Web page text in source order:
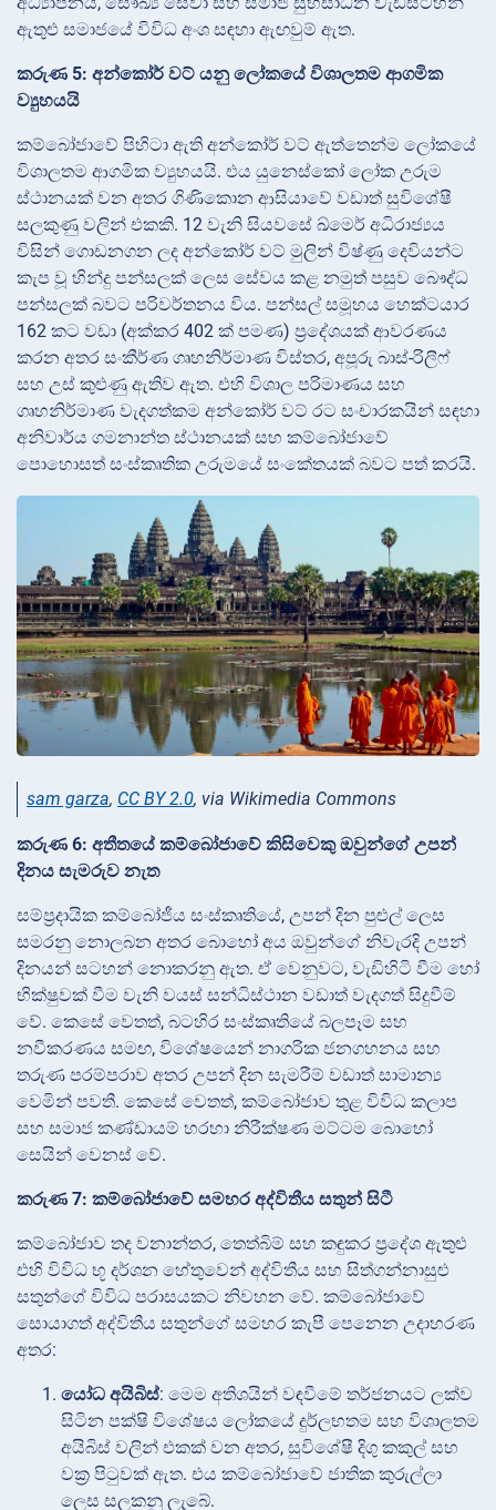
ඇතුළු සමාජයේ විවිධ අංශ සඳහා ඇඟවුම් ඇත.
කරුණ 5: අන්කෝර් වට් යනු ලෝකයේ විශාලතම ආගමික
ව්‍යුහයයි
කම්බෝජාවේ පිහිටා ඇති අන්කෝර් වට් ඇත්තෙන්ම ලෝකයේ
විශාලතම ආගමික ව්‍යුහයයි. එය යුනෙස්කෝ ලෝක උරුම
ස්ථානයක් වන අතර ගිණිකොන ආසියාවේ වඩාත් සුවිශේෂී
සලකුණු වලින් එකකි. 12 වැනි සියවසේ ඛ්මෙර් අධිරාජ්‍යය
විසින් ගොඩනගන ලද අන්කෝර් වට් මුලින් විෂ්ණු දෙවියන්ට
කැප වූ හින්දු පන්සලක් ලෙස සේවය කළ නමුත් පසුව බෞද්ධ
පන්සලක් බවට පරිවර්තනය විය. පන්සල් සමූහය හෙක්ටයාර
162 කට වඩා (අක්කර 402 ක් පමණ) ප්‍රදේශයක් ආවරණය
කරන අතර සංකීර්ණ ගෘහනිර්මාණ විස්තර, අපූරු බාස්-රිලීෆ්
සහ උස් කුළුණු ඇතිව ඇත. එහි විශාල පරිමාණය සහ
ගෘහනිර්මාණ වැදගත්කම අන්කෝර් වට් රට සංචාරකයින් සඳහා
අනිවාර්ය ගමනාන්ත ස්ථානයක් සහ කම්බෝජාවේ
පොහොසත් සංස්කෘතික උරුමයේ සංකේතයක් බවට පත් කරයි.
sam garza, CC BY 2.0, via Wikimedia Commons
කරුණ 6: අතීතයේ කම්බෝජාවේ කිසිවෙකු ඔවුන්ගේ උපන්
දිනය සැමරුව නැත
සම්ප්‍රදායික කම්බෝජීය සංස්කෘතියේ, උපන් දින පුළුල් ලෙස
සමරනු නොලබන අතර බොහෝ අය ඔවුන්ගේ නිවැරදි උපන්
දිනයන් සටහන් නොකරනු ඇත. ඒ වෙනුවට, වැඩිහිටි වීම හෝ
භික්ෂුවක් වීම වැනි වයස් සන්ධිස්ථාන වඩාත් වැදගත් සිදුවීම්
වේ. කෙසේ වෙතත්, බටහිර සංස්කෘතියේ බලපෑම සහ
නවීකරණය සමඟ, විශේෂයෙන් නාගරික ජනගහනය සහ
තරුණ පරම්පරාව අතර උපන් දින සැමරීම් වඩාත් සාමාන්‍ය
වෙමින් පවතී. කෙසේ වෙතත්, කම්බෝජාව තුළ විවිධ කලාප
සහ සමාජ කණ්ඩායම් හරහා නිරීක්ෂණ මට්ටම බොහෝ
සෙයින් වෙනස් වේ.
කරුණ 7: කම්බෝජාවේ සමහර අද්විතීය සතුන් සිටී
කම්බෝජාව තද වනාන්තර, තෙත්බිම් සහ කඳුකර ප්‍රදේශ ඇතුළු
එහි විවිධ භූ දර්ශන හේතුවෙන් අද්විතීය සහ සිත්ගන්නාසුළු
සතුන්ගේ විවිධ පරාසයකට නිවහන වේ. කම්බෝජාවේ
සොයාගත් අද්විතීය සතුන්ගේ සමහර කැපී පෙනෙන උදාහරණ
අතර:
යෝධ අයිබිස්: මෙම අතිශයින් වඳවීමේ තර්ජනයට ලක්ව
සිටින පක්ෂි විශේෂය ලෝකයේ දුර්ලභතම සහ විශාලතම
අයිබිස් වලින් එකක් වන අතර, සුවිශේෂී දිගු කකුල් සහ
වක්‍ර පිටුවක් ඇත. එය කම්බෝජාවේ ජාතික කුරුල්ලා
ලෙස සලකනු ලැබේ.